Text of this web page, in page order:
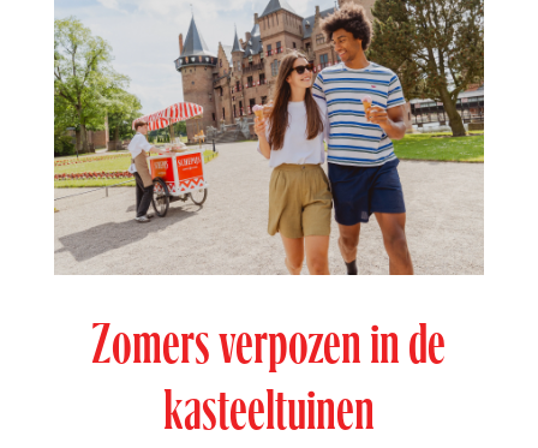
Zomers verpozen in de
kasteeltuinen